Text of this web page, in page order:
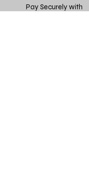
Pay Securely with